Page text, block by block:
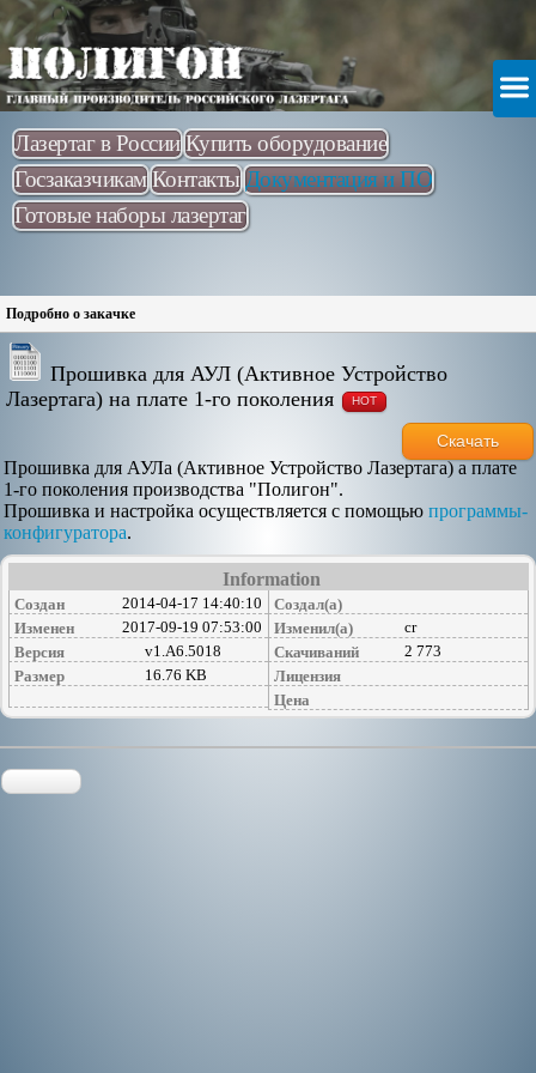
Лазертаг в России Купить оборудование
Госзаказчикам Контакты Документация и ПО
Готовые наборы лазертаг
Подробно о закачке
Прошивка для АУЛ (Активное Устройство
Лазертага) на плате 1-го поколения
HOT
Скачать
Прошивка для АУЛа (Активное Устройство Лазертага) а плате
1-го поколения производства "Полигон".
Прошивка и настройка осуществляется с помощью программы-
конфигуратора.
Information
Создан
2014-04-17 14:40:10
Изменен
2017-09-19 07:53:00
Версия
v1.A6.5018
Размер
16.76 KB
Создал(а)
Изменил(а)
cr
Скачиваний
2 773
Лицензия
Цена